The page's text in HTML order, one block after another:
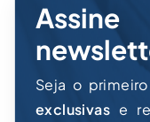
Seja o
exclusivas e